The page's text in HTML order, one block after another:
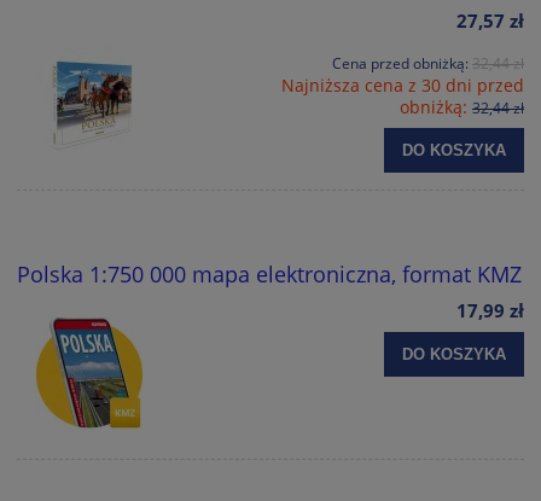
27,57 zł
Cena przed obniżką: 32,44 zł
Najniższa cena z 30 dni przed
obniżką: 32,44 zł
DO KOSZYKA
Polska 1:750 000 mapa elektroniczna, format KMZ
17,99 zł
DO KOSZYKA